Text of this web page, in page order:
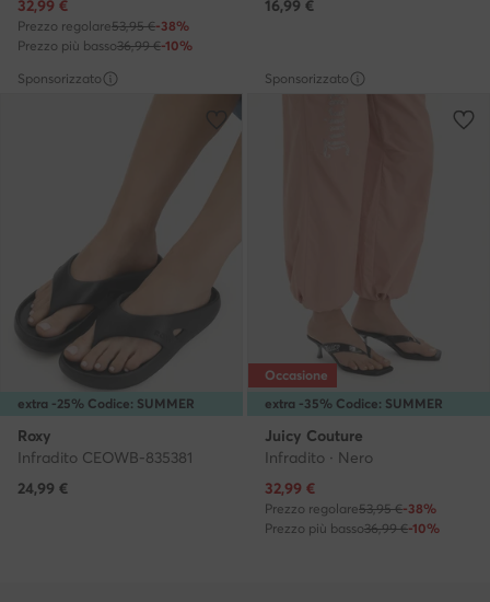
32,99 €
Prezzo regolare53,95 €-38%
Prezzo più basso36,99 €-10%
16,99 €
Sponsorizzato
extra -25% Codice: SUMMER
Roxy
Infradito CEOWB-835381
24,99 €
Sponsorizzato
extra -35% Codice: SUMMER
Occasione
Juicy Couture
Infradito · Nero
Prezzo attuale
32,99 €
Prezzo regolare53,95 €-38%
Prezzo più basso36,99 €-10%